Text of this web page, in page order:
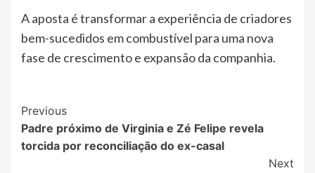
A aposta é transformar a experiência de criadores
bem-sucedidos em combustível para uma nova
fase de crescimento e expansão da companhia.
Post
Navigation
Previous
Padre próximo de Virginia e Zé Felipe revela
torcida por reconciliação do ex-casal
Next